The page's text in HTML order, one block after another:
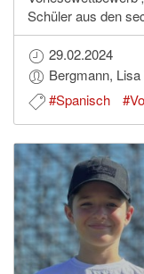
Schüler aus den
29.02.2024
Bergmann,
#Spanisch